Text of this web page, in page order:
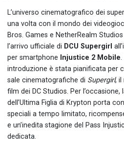
L’universo cinematografico dei
una volta con il mondo dei
Bros. Games e NetherRealm
l’arrivo ufficiale di DCU Supergirl
per smartphone Injustice 2 Mobile.
introduzione è stata pianificata per
sale cinematografiche di Supergirl, il
film dei DC Studios. Per l’occasione,
dell’Ultima Figlia di Krypton porta
speciali a tempo limitato,
e un’inedita stagione del Pass
dedicata.